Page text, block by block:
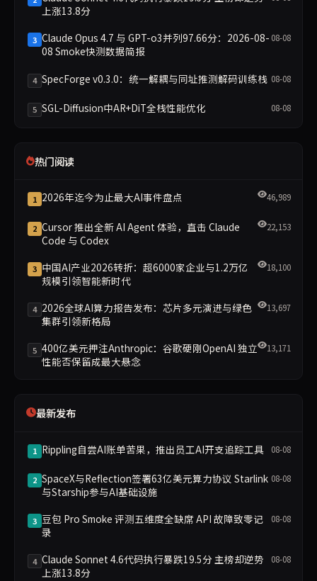
上涨13.8分
3 Claude Opus 4.7 与 GPT-o3并列97.66分：2026-08-
08 Smoke快测数据简报
08-08
4 SpecForge v0.3.0：统一解耦与同址推测解码训练栈 08-08
5 SGL-Diffusion中AR+DiT全栈性能优化 08-08
热门阅读
1 2026年迄今为止最大AI事件盘点 46,989
2 Cursor 推出全新 AI Agent 体验，直击 Claude
Code 与 Codex
22,153
3 中国AI产业2026转折：超6000家企业与1.2万亿
规模引领智能新时代
18,100
4 2026全球AI算力报告发布：芯片多元演进与绿色
集群引领新格局
13,697
5 400亿美元押注Anthropic：谷歌硬刚OpenAI 独立
性能否保留成最大悬念
13,171
最新发布
1 Rippling自尝AI账单苦果，推出员工AI开支追踪工具 08-08
2 SpaceX与Reflection签署63亿美元算力协议 Starlink
与Starship参与AI基础设施
08-08
3 豆包 Pro Smoke 评测五维度全缺席 API 故障致零记
录
08-08
4 Claude Sonnet 4.6代码执行暴跌19.5分 主榜却逆势
上涨13.8分
08-08